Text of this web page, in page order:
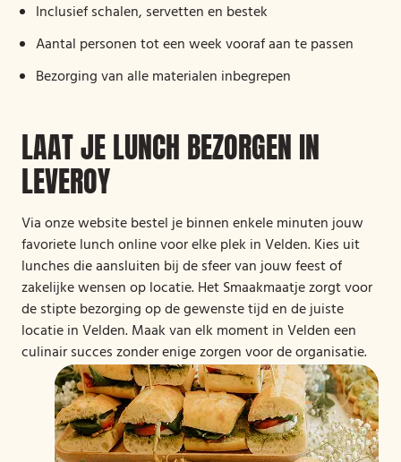
Inclusief schalen, servetten en bestek
Aantal personen tot een week vooraf aan te passen
Bezorging van alle materialen inbegrepen
LAAT JE LUNCH BEZORGEN IN
LEVEROY
Via onze website bestel je binnen enkele minuten jouw
favoriete lunch online voor elke plek in Velden. Kies uit
lunches die aansluiten bij de sfeer van jouw feest of
zakelijke wensen op locatie. Het Smaakmaatje zorgt voor
de stipte bezorging op de gewenste tijd en de juiste
locatie in Velden. Maak van elk moment in Velden een
culinair succes zonder enige zorgen voor de organisatie.